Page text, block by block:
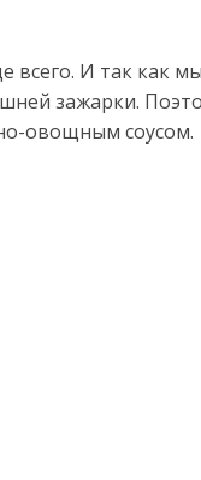
всего. И так как
зажарки.
овощным соусом.